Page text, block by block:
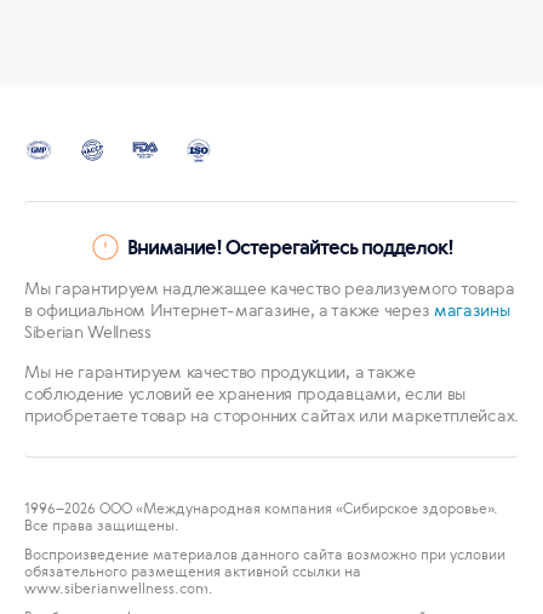
Внимание! Остерегайтесь подделок!
Мы гарантируем надлежащее качество реализуемого товара
в официальном Интернет-магазине, а также через магазины
Siberian Wellness
Мы не гарантируем качество продукции, а также
соблюдение условий ее хранения продавцами, если вы
приобретаете товар на сторонних сайтах или маркетплейсах.
1996–2026 ООО «Международная компания «Сибирское здоровье».
Все права защищены.
Воспроизведение материалов данного сайта возможно при условии
обязательного размещения активной ссылки на
www.siberianwellness.com.